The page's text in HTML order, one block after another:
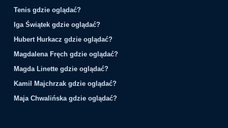
Tenis gdzie oglądać?
Iga Świątek gdzie oglądać?
Hubert Hurkacz gdzie oglądać?
Magdalena Fręch gdzie oglądać?
Magda Linette gdzie oglądać?
Kamil Majchrzak gdzie oglądać?
Maja Chwalińska gdzie oglądać?